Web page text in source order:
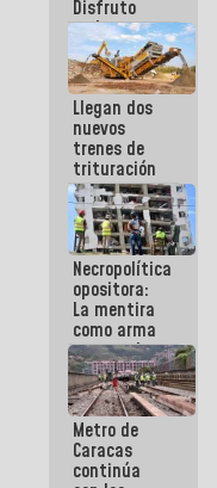
Disfruto
cada vez
que escribes
porque lo
que haces
es
embarrarla
Llegan dos
nuevos
trenes de
trituración
para
optimizar
manejo de
escombros
en La Guaira
Necropolítica
opositora:
La mentira
como arma
contra el
Pueblo
Metro de
Caracas
continúa